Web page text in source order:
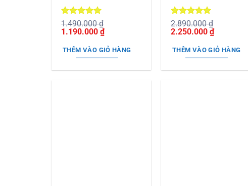
Được xếp
hạng55
1.490.000₫
Giá
là:
1.490.000 ₫.
1.190.000₫Giá
hiện
tại
là:
THÊM VÀO GIỎ HÀNG
Được xếp
hạng55
2.890.000₫
Giá
là:
2.890.000 ₫.
2.250.000₫Giá
hiện
tại
là:
THÊM VÀO GIỎ HÀNG